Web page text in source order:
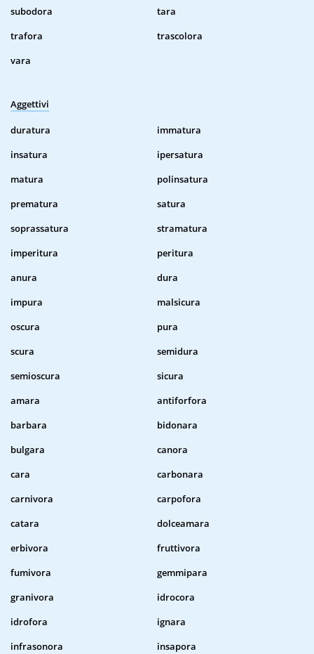
subodora
tara
trafora
trascolora
vara
Aggettivi
duratura
immatura
insatura
ipersatura
matura
polinsatura
prematura
satura
soprassatura
stramatura
imperitura
peritura
anura
dura
impura
malsicura
oscura
pura
scura
semidura
semioscura
sicura
amara
antiforfora
barbara
bidonara
bulgara
canora
cara
carbonara
carnivora
carpofora
catara
dolceamara
erbivora
fruttivora
fumivora
gemmipara
granivora
idrocora
idrofora
ignara
infrasonora
insapora